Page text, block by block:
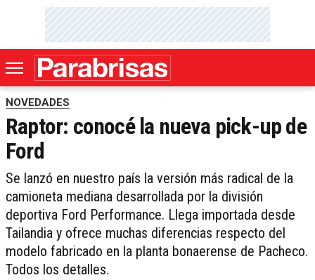
NOVEDADES
Raptor: conocé la nueva pick-up de
Ford
Se lanzó en nuestro país la versión más radical de la
camioneta mediana desarrollada por la división
deportiva Ford Performance. Llega importada desde
Tailandia y ofrece muchas diferencias respecto del
modelo fabricado en la planta bonaerense de Pacheco.
Todos los detalles.